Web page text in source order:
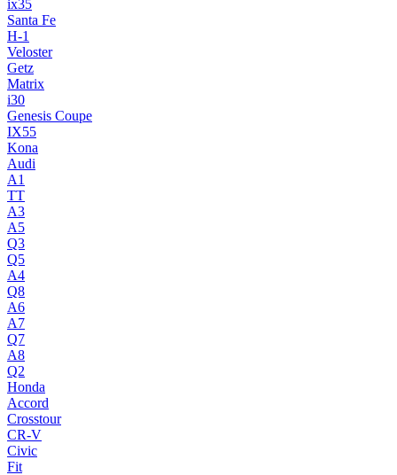
ix35
Santa Fe
H-1
Veloster
Getz
Matrix
i30
Genesis Coupe
IX55
Kona
Audi
A1
TT
A3
A5
Q3
Q5
A4
Q8
A6
A7
Q7
A8
Q2
Honda
Accord
Crosstour
CR-V
Civic
Fit